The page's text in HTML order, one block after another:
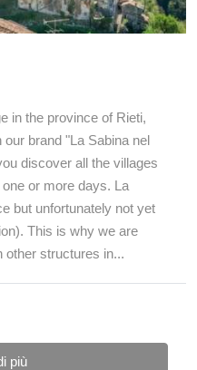
in the province of Rieti,
brand "La Sabina nel
discover all the villages
or more days. La
but unfortunately not yet
This is why we are
other structures in...
più